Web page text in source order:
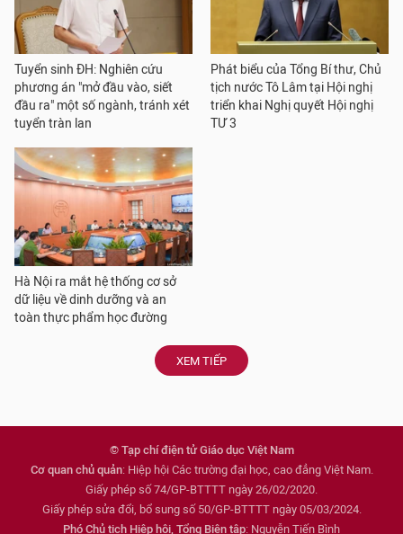
Tuyển sinh ĐH: Nghiên cứu
phương án "mở đầu vào, siết
đầu ra" một số ngành, tránh xét
tuyển tràn lan
Phát biểu của Tổng Bí thư, Chủ
tịch nước Tô Lâm tại Hội nghị
triển khai Nghị quyết Hội nghị
TƯ 3
Hà Nội ra mắt hệ thống cơ sở
dữ liệu về dinh dưỡng và an
toàn thực phẩm học đường
XEM TIẾP
© Tạp chí điện tử Giáo dục Việt Nam
Cơ quan chủ quản: Hiệp hội Các trường đại học, cao đẳng Việt Nam.
Giấy phép số 74/GP-BTTTT ngày 26/02/2020.
Giấy phép sửa đổi, bổ sung số 50/GP-BTTTT ngày 05/03/2024.
Phó Chủ tịch Hiệp hội, Tổng Biên tập: Nguyễn Tiến Bình